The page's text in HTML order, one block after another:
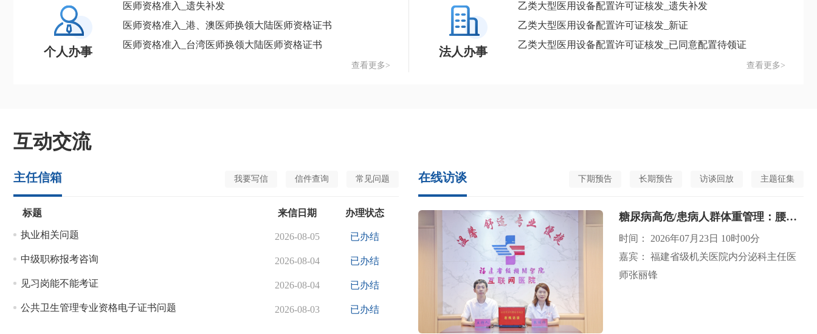
个人办事
医师资格准入_遗失补发
医师资格准入_港、澳医师换领大陆医师资格证书
医师资格准入_台湾医师换领大陆医师资格证书
查看更多>
法人办事
乙类大型医用设备配置许可证核发_遗失补发
乙类大型医用设备配置许可证核发_新证
乙类大型医用设备配置许可证核发_已同意配置待领证
查看更多>
互动交流
主任信箱 我要写信 信件查询 常见问题
标题 来信日期 办理状态
执业相关问题 2026-08-05 已办结
中级职称报考咨询 2026-08-04 已办结
见习岗能不能考证 2026-08-04 已办结
公共卫生管理专业资格电子证书问题 2026-08-03 已办结
在线访谈 下期预告 长期预告 访谈回放 主题征集
糖尿病高危/患病人群体重管理：腰围小一公分 血糖稳一分
时间： 2026年07月23日 10时00分
嘉宾： 福建省级机关医院内分泌科主任医
师张丽锋